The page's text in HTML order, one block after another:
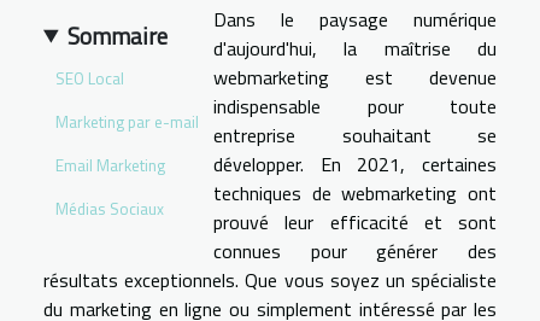
Sommaire
SEO Local
Marketing par e-mail
Email Marketing
Médias Sociaux
Dans le paysage numérique
d'aujourd'hui, la maîtrise du
webmarketing est devenue
indispensable pour toute
entreprise souhaitant se
développer. En 2021, certaines
techniques de webmarketing ont
prouvé leur efficacité et sont
connues pour générer des
résultats exceptionnels. Que vous soyez un spécialiste
du marketing en ligne ou simplement intéressé par les